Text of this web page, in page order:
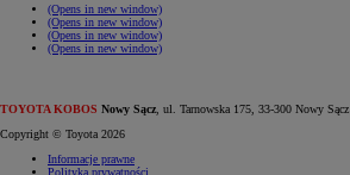
(Opens in new window)
(Opens in new window)
(Opens in new window)
(Opens in new window)
TOYOTA KOBOS Nowy Sącz , ul. Tarnowska 175, 33-300 Nowy Sącz
Copyright © Toyota 2026
Informacje prawne
Polityka prywatności